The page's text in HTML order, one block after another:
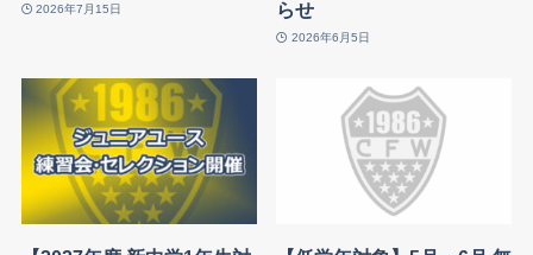
2026年7月15日 らせ
2026年6月5日